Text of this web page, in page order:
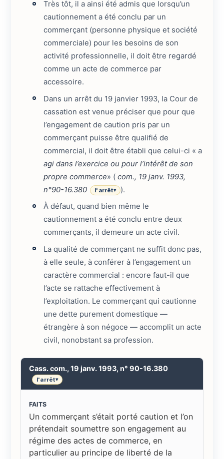
Très tôt, il a ainsi été admis que lorsqu’un
cautionnement a été conclu par un
commerçant (personne physique et société
commerciale) pour les besoins de son
activité professionnelle, il doit être regardé
comme un acte de commerce par
accessoire.
Dans un arrêt du 19 janvier 1993, la Cour de
cassation est venue préciser que pour que
l’engagement de caution pris par un
commerçant puisse être qualifié de
commercial, il doit être établi que celui-ci « a
agi dans l’exercice ou pour l’intérêt de son
propre commerce» ( com., 19 janv. 1993,
n°90-16.380
l'arrêt▾
).
À défaut, quand bien même le
cautionnement a été conclu entre deux
commerçants, il demeure un acte civil.
La qualité de commerçant ne suffit donc pas,
à elle seule, à conférer à l’engagement un
caractère commercial : encore faut-il que
l’acte se rattache effectivement à
l’exploitation. Le commerçant qui cautionne
une dette purement domestique —
étrangère à son négoce — accomplit un acte
civil, nonobstant sa profession.
Cass. com., 19 janv. 1993, n° 90-16.380
l'arrêt▾
FAITS
Un commerçant s’était porté caution et l’on
prétendait soumettre son engagement au
régime des actes de commerce, en
particulier au principe de liberté de la